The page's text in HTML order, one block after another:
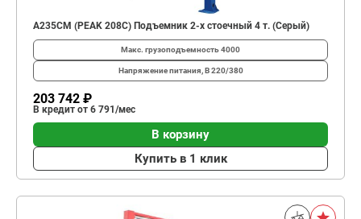
A235CM (PEAK 208C) Подъемник 2-х стоечный 4 т. (Серый)
Макс. грузоподъемность4000
Напряжение питания, В220/380
203 742 ₽
В кредит от 6 791/мес
В корзину
Купить в 1 клик